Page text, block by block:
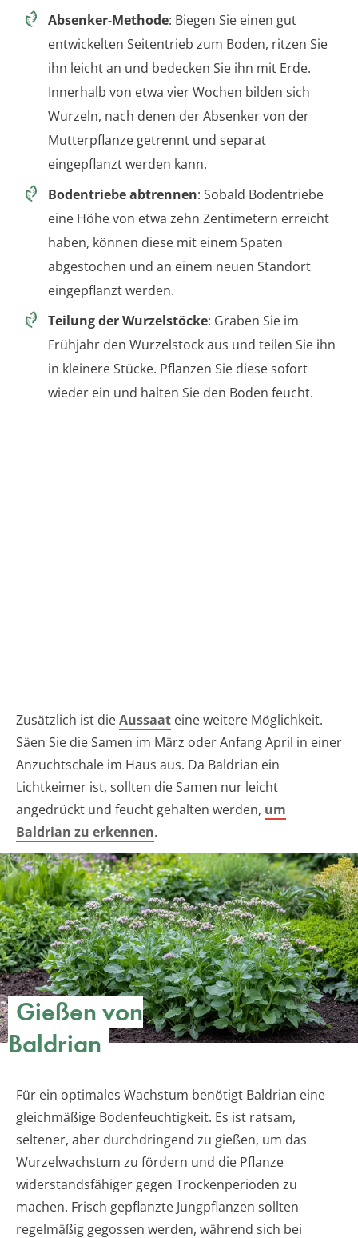
Absenker-Methode: Biegen Sie einen gut
entwickelten Seitentrieb zum Boden, ritzen Sie
ihn leicht an und bedecken Sie ihn mit Erde.
Innerhalb von etwa vier Wochen bilden sich
Wurzeln, nach denen der Absenker von der
Mutterpflanze getrennt und separat
eingepflanzt werden kann.
Bodentriebe abtrennen: Sobald Bodentriebe
eine Höhe von etwa zehn Zentimetern erreicht
haben, können diese mit einem Spaten
abgestochen und an einem neuen Standort
eingepflanzt werden.
Teilung der Wurzelstöcke: Graben Sie im
Frühjahr den Wurzelstock aus und teilen Sie ihn
in kleinere Stücke. Pflanzen Sie diese sofort
wieder ein und halten Sie den Boden feucht.
Zusätzlich ist dieAussaat eine weitere Möglichkeit.
Säen Sie die Samen im März oder Anfang April in einer
Anzuchtschale im Haus aus. Da Baldrian ein
Lichtkeimer ist, sollten die Samen nur leicht
angedrückt und feucht gehalten werden, um
Baldrian zu erkennen.
Gießen von
Baldrian
Für ein optimales Wachstum benötigt Baldrian eine
gleichmäßige Bodenfeuchtigkeit. Es ist ratsam,
seltener, aber durchdringend zu gießen, um das
Wurzelwachstum zu fördern und die Pflanze
widerstandsfähiger gegen Trockenperioden zu
machen. Frisch gepflanzte Jungpflanzen sollten
regelmäßig gegossen werden, während sich bei